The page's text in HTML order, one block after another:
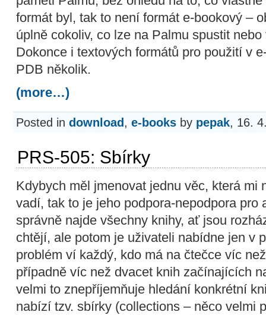
formát byl, tak to není formát e-bookový –
úplně cokoliv, co lze na Palmu spustit
Dokonce i textových formátů pro použití v
PDB několik.
(more…)
Posted in download , e-books by pepak, 16.
PRS-505: Sbírky
Kdybych měl jmenovat jednu věc, která mi
vadí, tak to je jeho podpora-nepodpora pro
správně najde všechny knihy, ať jsou
chtějí, ale potom je uživateli nabídne jen v
problém ví každý, kdo má na čtečce víc
případně víc než dvacet knih začínajících
velmi to znepříjemňuje hledání konkrétní
nabízí tzv. sbírky (collections – něco velmi